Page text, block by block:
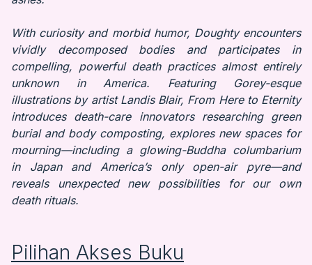
With curiosity and morbid humor, Doughty encounters
vividly decomposed bodies and participates in
compelling, powerful death practices almost entirely
unknown in America. Featuring Gorey-esque
illustrations by artist Landis Blair, From Here to Eternity
introduces death-care innovators researching green
burial and body composting, explores new spaces for
mourning—including a glowing-Buddha columbarium
in Japan and America’s only open-air pyre—and
reveals unexpected new possibilities for our own
death rituals.
Pilihan Akses Buku